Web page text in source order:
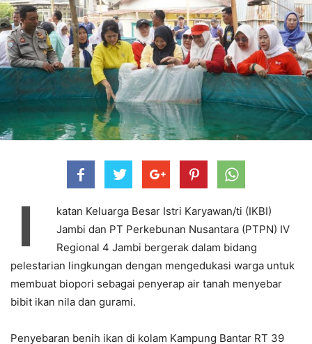
I
katan Keluarga Besar Istri Karyawan/ti (IKBI)
Jambi dan PT Perkebunan Nusantara (PTPN) IV
Regional 4 Jambi bergerak dalam bidang
pelestarian lingkungan dengan mengedukasi warga untuk
membuat biopori sebagai penyerap air tanah menyebar
bibit ikan nila dan gurami.
Penyebaran benih ikan di kolam Kampung Bantar RT 39